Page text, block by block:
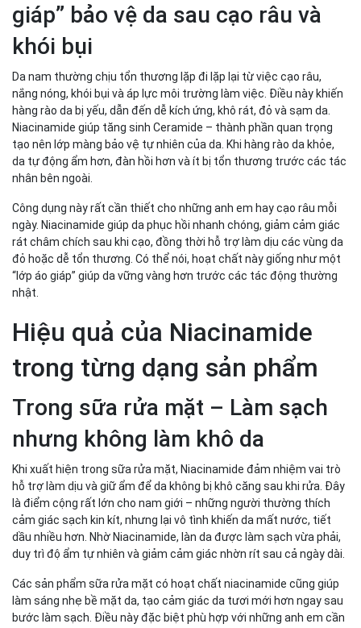
giáp” bảo vệ da sau cạo râu và
khói bụi
Da nam thường chịu tổn thương lặp đi lặp lại từ việc cạo râu,
nắng nóng, khói bụi và áp lực môi trường làm việc. Điều này khiến
hàng rào da bị yếu, dẫn đến dễ kích ứng, khô rát, đỏ và sạm da.
Niacinamide giúp tăng sinh Ceramide – thành phần quan trọng
tạo nên lớp màng bảo vệ tự nhiên của da. Khi hàng rào da khỏe,
da tự động ẩm hơn, đàn hồi hơn và ít bị tổn thương trước các tác
nhân bên ngoài.
Công dụng này rất cần thiết cho những anh em hay cạo râu mỗi
ngày. Niacinamide giúp da phục hồi nhanh chóng, giảm cảm giác
rát châm chích sau khi cạo, đồng thời hỗ trợ làm dịu các vùng da
đỏ hoặc dễ tổn thương. Có thể nói, hoạt chất này giống như một
“lớp áo giáp” giúp da vững vàng hơn trước các tác động thường
nhật.
Hiệu quả của Niacinamide
trong từng dạng sản phẩm
Trong sữa rửa mặt – Làm sạch
nhưng không làm khô da
Khi xuất hiện trong sữa rửa mặt, Niacinamide đảm nhiệm vai trò
hỗ trợ làm dịu và giữ ẩm để da không bị khô căng sau khi rửa. Đây
là điểm cộng rất lớn cho nam giới – những người thường thích
cảm giác sạch kin kít, nhưng lại vô tình khiến da mất nước, tiết
dầu nhiều hơn. Nhờ Niacinamide, làn da được làm sạch vừa phải,
duy trì độ ẩm tự nhiên và giảm cảm giác nhờn rít sau cả ngày dài.
Các sản phẩm sữa rửa mặt có hoạt chất niacinamide cũng giúp
làm sáng nhẹ bề mặt da, tạo cảm giác da tươi mới hơn ngay sau
bước làm sạch. Điều này đặc biệt phù hợp với những anh em cần